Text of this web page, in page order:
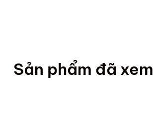
Sản phẩm đã xem